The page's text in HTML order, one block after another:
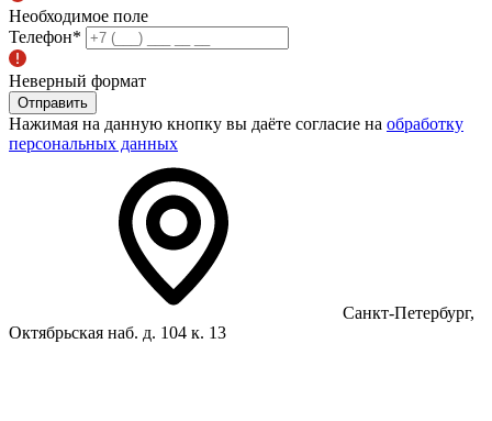
Необходимое поле
Телефон*
Неверный формат
Отправить
Нажимая на данную кнопку вы даёте согласие на обработку
персональных данных
Санкт-Петербург,
Октябрьская наб. д. 104 к. 13